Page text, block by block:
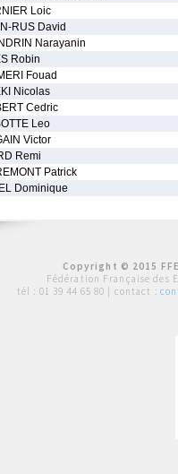
Loic
RUS David
Narayanin
Robin
Fouad
Nicolas
Cedric
Leo
Victor
Remi
Patrick
Dominique
Copyright © 2015
Fédération Française des
tél : 01 39 44 65 80 | contact :